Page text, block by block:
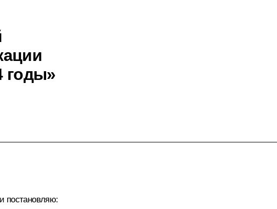
годы»
постановляю: